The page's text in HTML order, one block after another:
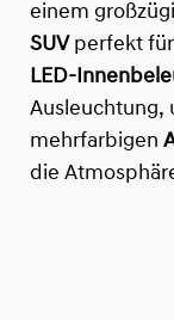
einem
SUV perfekt
LED-
Ausleuchtung,
mehrfarbigen
die